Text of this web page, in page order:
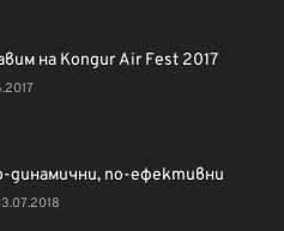
на Kongur Air Fest 2017
динамични, по-ефективни